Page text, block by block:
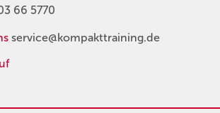
66 5770
service@kompakttraining.de